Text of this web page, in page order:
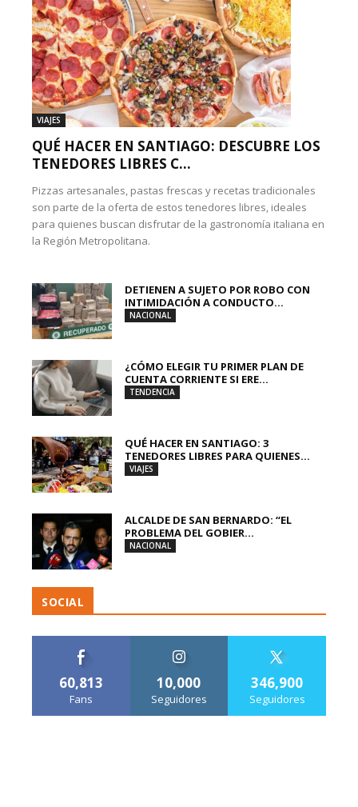
VIAJES
QUÉ HACER EN SANTIAGO: DESCUBRE LOS
TENEDORES LIBRES C...
Pizzas artesanales, pastas frescas y recetas tradicionales
son parte de la oferta de estos tenedores libres, ideales
para quienes buscan disfrutar de la gastronomía italiana en
la Región Metropolitana.
DETIENEN A SUJETO POR ROBO CON
INTIMIDACIÓN A CONDUCTO...
NACIONAL
¿CÓMO ELEGIR TU PRIMER PLAN DE
CUENTA CORRIENTE SI ERE...
TENDENCIA
QUÉ HACER EN SANTIAGO: 3
TENEDORES LIBRES PARA QUIENES...
VIAJES
ALCALDE DE SAN BERNARDO: “EL
PROBLEMA DEL GOBIER...
NACIONAL
SOCIAL
60,813
Fans
10,000
Seguidores
346,900
Seguidores